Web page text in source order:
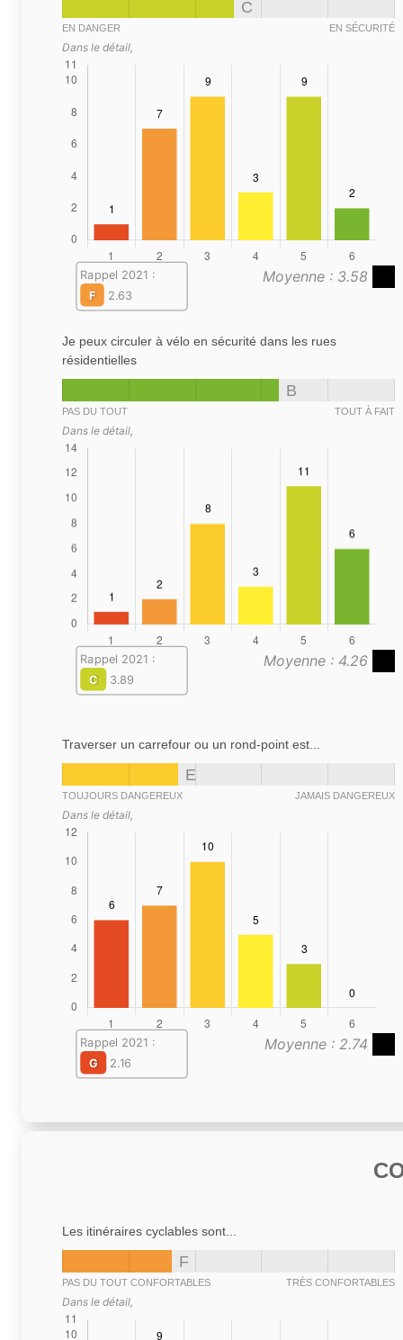
C
EN DANGER EN SÉCURITÉ
Dans le détail,
Moyenne : 3.58
Rappel 2021 :
F
2.63
Je peux circuler à vélo en sécurité dans les rues
résidentielles
B
PAS DU TOUT TOUT À FAIT
Dans le détail,
Moyenne : 4.26
Rappel 2021 :
C
3.89
Traverser un carrefour ou un rond-point est...
E
TOUJOURS DANGEREUX JAMAIS DANGEREUX
Dans le détail,
Moyenne : 2.74
Rappel 2021 :
G
2.16
Les itinéraires cyclables sont...
F
PAS DU TOUT CONFORTABLES TRÈS CONFORTABLES
Dans le détail,